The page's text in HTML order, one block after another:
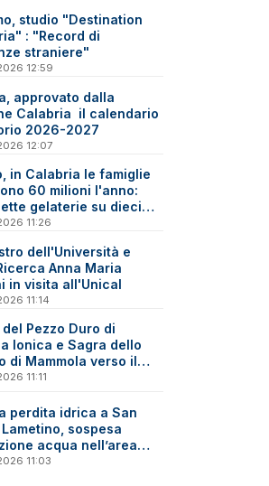
studio "Destination
: "Record di
straniere"
12:59
approvato dalla
Calabria il calendario
2026-2027
12:07
in Calabria le famiglie
60 milioni l'anno:
gelaterie su dieci
11:26
dell'Università e
Anna Maria
in visita all'Unical
11:14
Pezzo Duro di
Ionica e Sagra dello
di Mammola verso il
“Sagra di Qualità”
11:11
perdita idrica a San
sospesa
acqua nell’area
11:03